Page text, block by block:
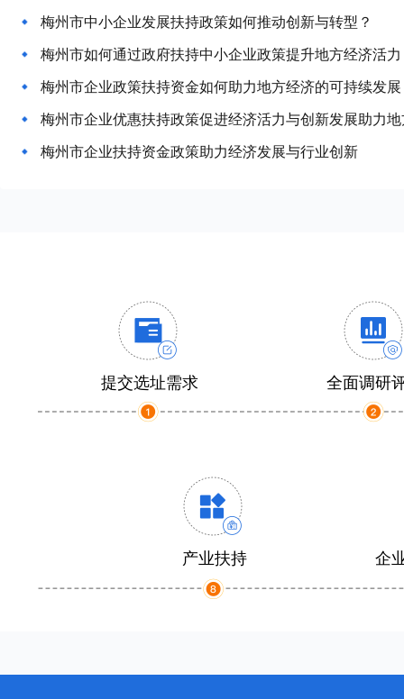
梅州市中小企业发展扶持政策如何推动创新与转型？
梅州市如何通过政府扶持中小企业政策提升地方经济活
梅州市企业政策扶持资金如何助力地方经济的可持续发
梅州市企业优惠扶持政策促进经济活力与创新发展助力
梅州市企业扶持资金政策助力经济发展与行业创新
提交选址需求 全面调研
产业扶持 企